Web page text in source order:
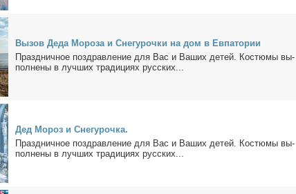
Вы­зов Де­да Мо­ро­за и Сне­гу­роч­ки на дом в Ев­па­то­рии
Празд­нич­ное по­здрав­ле­ние для Вас и Ва­ших де­тей. Ко­стю­мы вы­
пол­не­ны в луч­ших тра­ди­ци­ях рус­ских...
Дед Мо­роз и Сне­гу­роч­ка.
Празд­нич­ное по­здрав­ле­ние для Вас и Ва­ших де­тей. Ко­стю­мы вы­
пол­не­ны в луч­ших тра­ди­ци­ях рус­ских...